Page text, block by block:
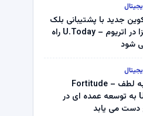
جدید با پشتیبانی بلک
راک و ویزا در اتریوم – U.Today راه
شود
Zcash به لطف Fortitude –
U.Today به توسعه عمده ای در
دست می یابد